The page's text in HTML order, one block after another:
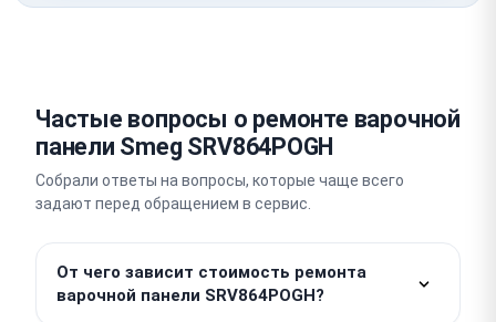
Частые вопросы о ремонте варочной
панели Smeg SRV864POGH
Собрали ответы на вопросы, которые чаще всего
задают перед обращением в сервис.
От чего зависит стоимость ремонта
варочной панели SRV864POGH?